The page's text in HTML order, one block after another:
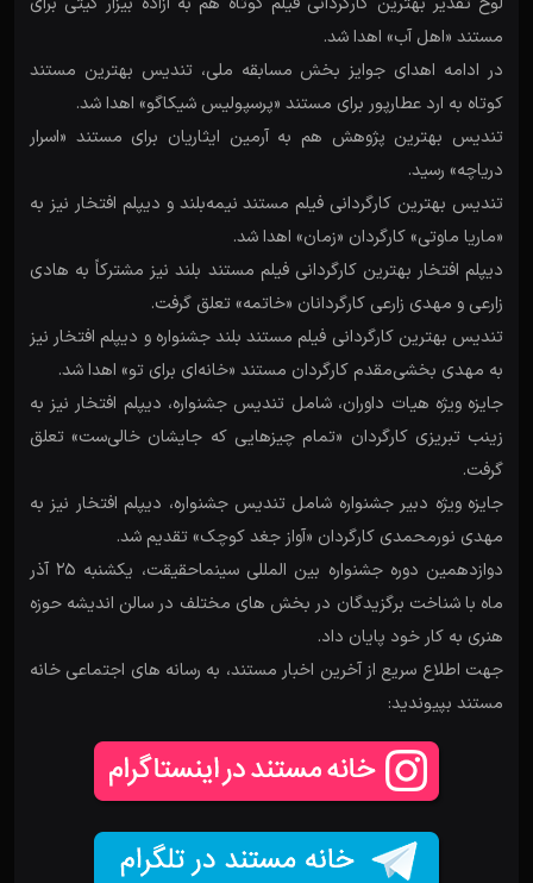
مستند «اهل آب» اهدا شد.
در ادامه اهدای جوایز بخش مسابقه ملی، تندیس بهترین مستند
کوتاه به ارد عطارپور برای مستند «پرسپولیس شیکاگو» اهدا شد.
تندیس بهترین پژوهش هم به آرمین ایثاریان برای مستند «اسرار
دریاچه» رسید.
تندیس بهترین کارگردانی فیلم مستند نیمه‌بلند و دیپلم افتخار نیز به
«ماریا ماوتی» کارگردان «زمان» اهدا شد.
دیپلم افتخار بهترین کارگردانی فیلم مستند بلند نیز مشترکاً به هادی
زارعی و مهدی زارعی کارگردانان «خاتمه» تعلق گرفت.
تندیس بهترین کارگردانی فیلم مستند بلند جشنواره و دیپلم افتخار نیز
به مهدی بخشی‌مقدم کارگردان مستند «خانه‌ای برای تو» اهدا شد.
جایزه ویژه هیات داوران، شامل تندیس جشنواره، دیپلم افتخار نیز به
زینب تبریزی کارگردان «تمام چیزهایی که جایشان خالی‌ست» تعلق
گرفت.
جایزه ویژه دبیر جشنواره شامل تندیس جشنواره، دیپلم افتخار نیز به
مهدی نورمحمدی کارگردان «آواز جغد کوچک» تقدیم شد.
دوازدهمین دوره جشنواره بین المللی سینماحقیقت، یکشنبه 25 آذر
ماه با شناخت برگزیدگان در بخش های مختلف در سالن اندیشه حوزه
هنری به کار خود پایان داد.
جهت اطلاع سریع از آخرین اخبار مستند، به رسانه های اجتماعی خانه
مستند بپیوندید: